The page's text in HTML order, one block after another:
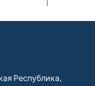
Республика,